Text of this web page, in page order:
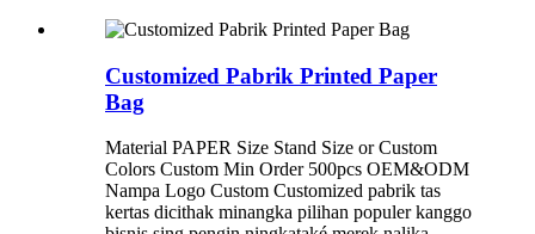
Customized Pabrik Printed Paper
Bag
Material PAPER Size Stand Size or Custom
Colors Custom Min Order 500pcs OEM&ODM
Nampa Logo Custom Customized pabrik tas
kertas dicithak minangka pilihan populer kanggo